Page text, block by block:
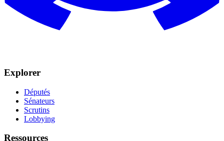
Explorer
Députés
Sénateurs
Scrutins
Lobbying
Ressources